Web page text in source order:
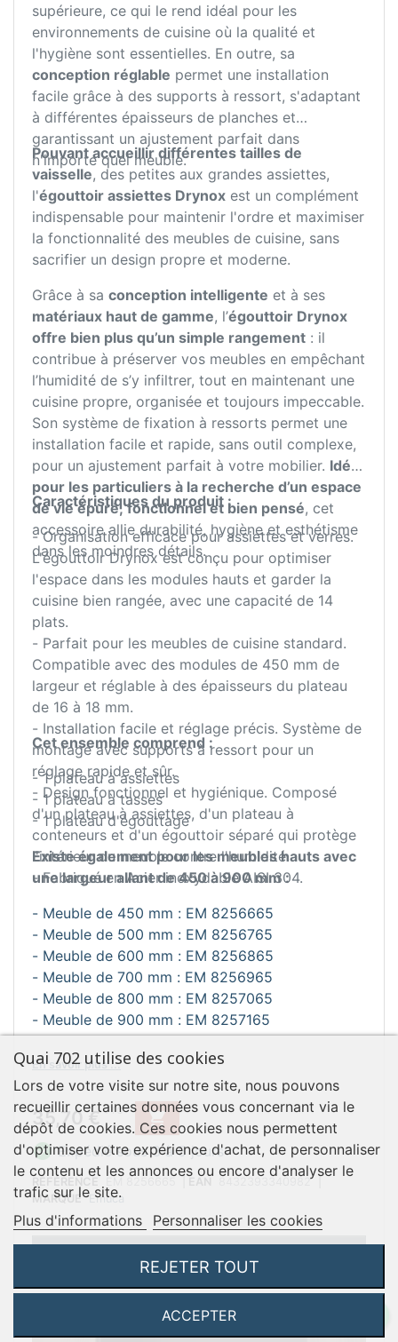
supérieure, ce qui le rend idéal pour les
environnements de cuisine où la qualité et
l'hygiène sont essentielles. En outre, sa
conception réglable permet une installation
facile grâce à des supports à ressort, s'adaptant
à différentes épaisseurs de planches et
garantissant un ajustement parfait dans
n'importe quel meuble.
Pouvant accueillir différentes tailles de
vaisselle, des petites aux grandes assiettes,
l'égouttoir assiettes Drynox est un complément
indispensable pour maintenir l'ordre et maximiser
la fonctionnalité des meubles de cuisine, sans
sacrifier un design propre et moderne.
Grâce à sa conception intelligente et à ses
matériaux haut de gamme, l’égouttoir Drynox
offre bien plus qu’un simple rangement : il
contribue à préserver vos meubles en empêchant
l’humidité de s’y infiltrer, tout en maintenant une
cuisine propre, organisée et toujours impeccable.
Son système de fixation à ressorts permet une
installation facile et rapide, sans outil complexe,
pour un ajustement parfait à votre mobilier. Idéal
pour les particuliers à la recherche d’un espace
de vie épuré, fonctionnel et bien pensé, cet
accessoire allie durabilité, hygiène et esthétisme
dans les moindres détails.
Caractéristiques du produit :
- Organisation efficace pour assiettes et verres.
L'égouttoir Drynox est conçu pour optimiser
l'espace dans les modules hauts et garder la
cuisine bien rangée, avec une capacité de 14
plats.
- Parfait pour les meubles de cuisine standard.
Compatible avec des modules de 450 mm de
largeur et réglable à des épaisseurs du plateau
de 16 à 18 mm.
- Installation facile et réglage précis. Système de
montage avec supports à ressort pour un
réglage rapide et sûr.
- Design fonctionnel et hygiénique. Composé
d'un plateau à assiettes, d'un plateau à
conteneurs et d'un égouttoir séparé qui protège
l'intérieur du meuble contre l'humidité.
- Fabriqué en Acier inoxydable AISI 304.
Cet ensemble comprend :
- 1 plateau à assiettes
- 1 plateau à tasses
- 1 plateau d'égouttage
Existe également pour les meubles hauts avec
une largeur allant de 450 à 900 mm :
- Meuble de 450 mm : EM 8256665
- Meuble de 500 mm : EM 8256765
- Meuble de 600 mm : EM 8256865
- Meuble de 700 mm : EM 8256965
- Meuble de 800 mm : EM 8257065
- Meuble de 900 mm : EM 8257165
En savoir plus ...
Prix
35,70 € TTC

 Expédié sous 3 à 5 jours
8432393340982
MARQUE
Emuca
Quai 702 utilise des cookies
Lors de votre visite sur notre site, nous pouvons
recueillir certaines données vous concernant via le
dépôt de cookies. Ces cookies nous permettent
d'optimiser votre expérience d'achat, de personnaliser
le contenu et les annonces ou encore d'analyser le
trafic sur le site.
Plus d'informations
Personnaliser les cookies
REJETER TOUT
ACCEPTER